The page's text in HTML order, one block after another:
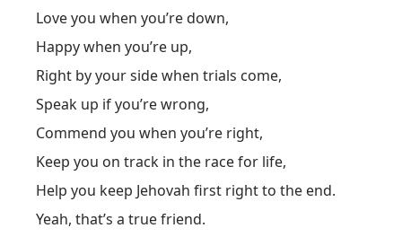
Love you when you’re down,
Happy when you’re up,
Right by your side when trials come,
Speak up if you’re wrong,
Commend you when you’re right,
Keep you on track in the race for life,
Help you keep Jehovah first right to the end.
Yeah, that’s a true friend.